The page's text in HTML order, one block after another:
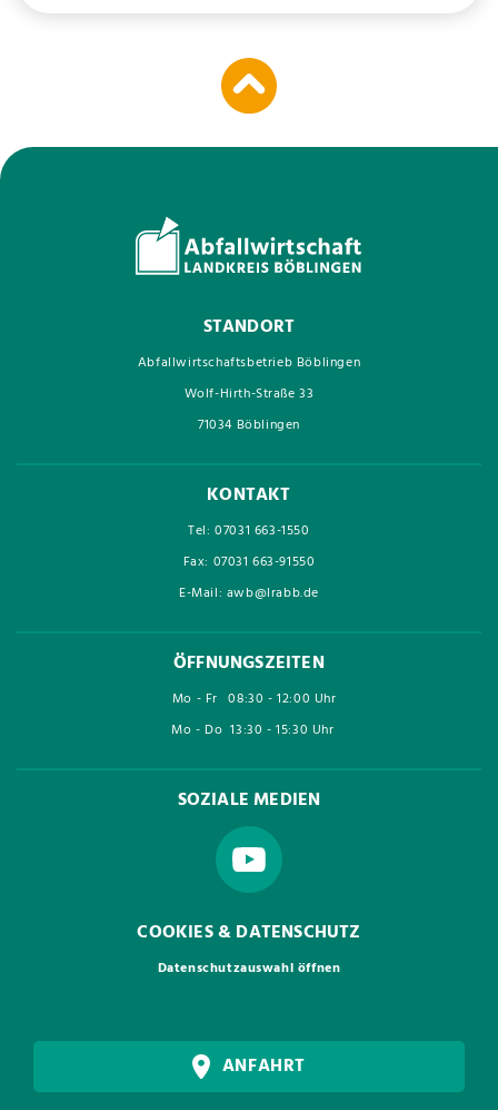
STANDORT
Abfallwirtschaftsbetrieb Böblingen
Wolf-Hirth-Straße 33
71034 Böblingen
KONTAKT
Tel: 07031 663-1550
Fax: 07031 663-91550
E-Mail: awb@lrabb.de
ÖFFNUNGSZEITEN
Mo - Fr 08:30 - 12:00 Uhr
Mo - Do 13:30 - 15:30 Uhr
SOZIALE MEDIEN
COOKIES & DATENSCHUTZ
Datenschutzauswahl öffnen
ANFAHRT